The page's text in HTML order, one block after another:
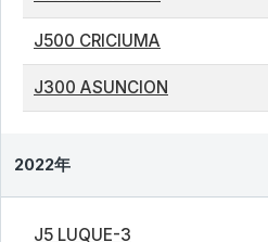
J500 CRICIUMA
J300 ASUNCION
2022年
J5 LUQUE-3